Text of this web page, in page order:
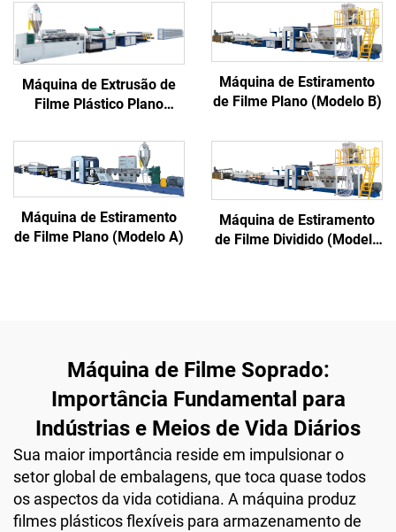
Máquina de Extrusão de
Filme Plástico Plano
Máquina de Estiramento
de Filme Plano (Modelo B)
Máquina de Estiramento
de Filme Plano (Modelo A)
Máquina de Estiramento
de Filme Dividido (Modelo
Máquina de Filme Soprado:
Importância Fundamental para
Indústrias e Meios de Vida Diários
Sua maior importância reside em impulsionar o
setor global de embalagens, que toca quase todos
os aspectos da vida cotidiana. A máquina produz
filmes plásticos flexíveis para armazenamento de